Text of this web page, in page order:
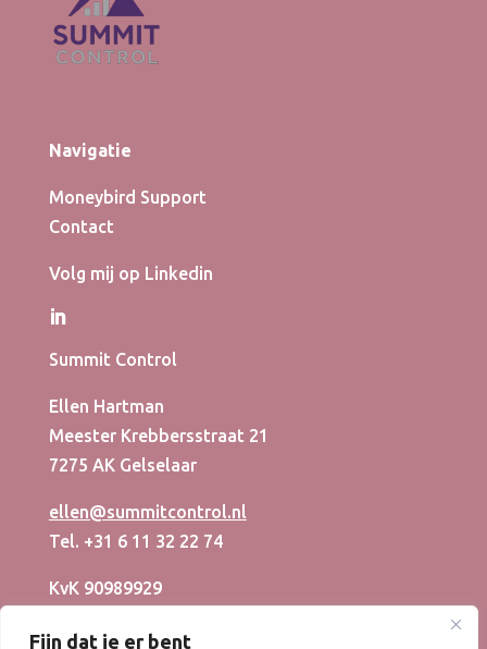
Fijn dat je er bent
Navigatie
Moneybird Support
Contact
Volg mij op Linkedin
Summit Control
Ellen Hartman
Meester Krebbersstraat 21
7275 AK Gelselaar
ellen@summitcontrol.nl
Tel. +31 6 11 32 22 74
KvK 90989929